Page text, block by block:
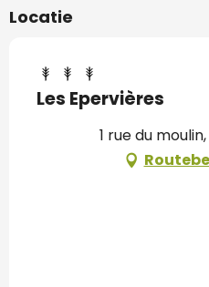
Locatie
Les Epervières
1 rue du